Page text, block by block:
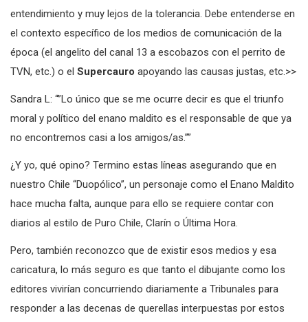
puesto en la confrontación más que en el buscar
entendimiento y muy lejos de la tolerancia. Debe entenderse en
el contexto específico de los medios de comunicación de la
época (el angelito del canal 13 a escobazos con el perrito de
Sandra L: “”Lo único que se me ocurre decir es que el triunfo
moral y político del enano maldito es el responsable de que ya
¿Y yo, qué opino? Termino estas líneas asegurando que en
nuestro Chile “Duopólico”, un personaje como el Enano Maldito
hace mucha falta, aunque para ello se requiere contar con
Pero, también reconozco que de existir esos medios y esa
caricatura, lo más seguro es que tanto el dibujante como los
editores vivirían concurriendo diariamente a Tribunales para